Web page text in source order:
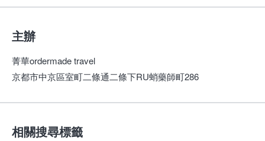
主辦
菁華ordermade travel
京都市中京區室町二條通二條下RU蛸藥師町286
相關搜尋標籤